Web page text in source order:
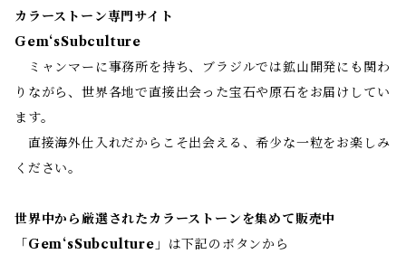
カラーストーン専門サイト
Gem‘sSubculture
ミャンマーに事務所を持ち、ブラジルでは鉱山開発にも関わ
りながら、世界各地で直接出会った宝石や原石をお届けしてい
ます。
直接海外仕入れだからこそ出会える、希少な一粒をお楽しみ
ください。
世界中から厳選されたカラーストーンを集めて販売中
「 Gem‘sSubculture 」は下記のボタンから